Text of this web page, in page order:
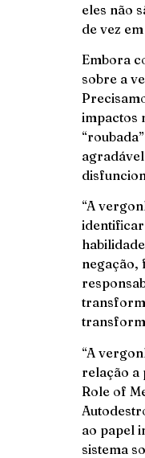
eles não
de vez
Embora
sobre a
impactos
“A
identificar
negação,
“A
relação a
Role of
ao papel
sistema